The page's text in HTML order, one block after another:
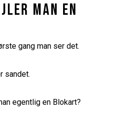
man en
gang man ser det.
sandet.
egentlig en Blokart?